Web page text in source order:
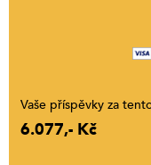
Vaše příspěvky za
6.077,- Kč